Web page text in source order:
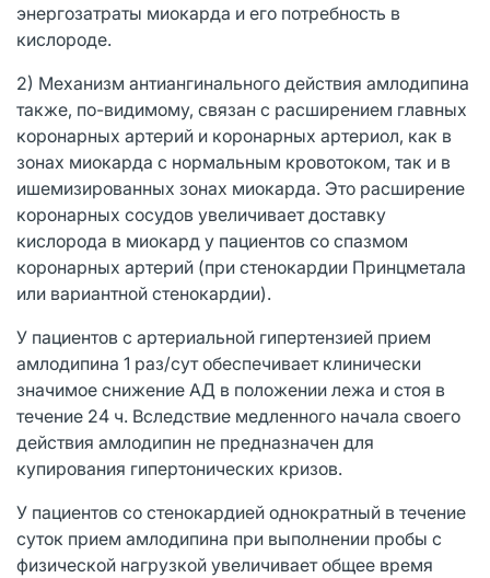
энергозатраты миокарда и его потребность в
кислороде.
2) Механизм антиангинального действия амлодипина
также, по-видимому, связан с расширением главных
коронарных артерий и коронарных артериол, как в
зонах миокарда с нормальным кровотоком, так и в
ишемизированных зонах миокарда. Это расширение
коронарных сосудов увеличивает доставку
кислорода в миокард у пациентов со спазмом
коронарных артерий (при стенокардии Принцметала
или вариантной стенокардии).
У пациентов с артериальной гипертензией прием
амлодипина 1 раз/сут обеспечивает клинически
значимое снижение АД в положении лежа и стоя в
течение 24 ч. Вследствие медленного начала своего
действия амлодипин не предназначен для
купирования гипертонических кризов.
У пациентов со стенокардией однократный в течение
суток прием амлодипина при выполнении пробы с
физической нагрузкой увеличивает общее время